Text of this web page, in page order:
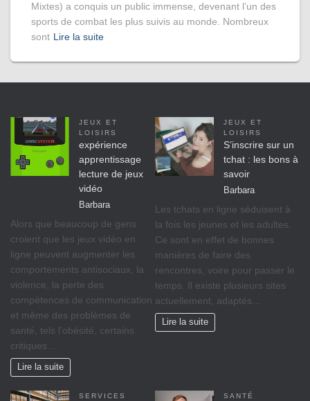
Mixtes) a conquis un public immense, devenant l’un des
sports de combat les plus suivis au monde. Nombreux
sont Lire la suite
JEUX ET
LOISIRS
expérience
apprentissage
lecture de jeux
vidéo
Barbara
Alors que beaucoup de gens
croient que les jeux vidéo en
ligne peuvent augmenter les
comportements antisociaux, la
violence, la perte des
compétences de communication
et même des problèmes de
santé, tels l’obésité, certains
critiques…
Lire la suite
JEUX ET
LOISIRS
S’inscrire sur un
tchat : les bons à
savoir
Barbara
Les tchats en ligne séduisent à
la fois les jeunes et les adultes.
Ce sont en effet de bonnes
manières de faire des
rencontres, voire pour passer le
temps. Il existe plusieurs sites
actuellement, adaptés…
Lire la suite
SERVICES
SANTÉ